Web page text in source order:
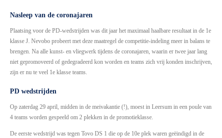
Nasleep van de coronajaren
Plaatsing voor de PD-wedstrijden was dit jaar het maximaal haalbare resultaat in de 1e
klasse J. Nevobo probeert met deze maatregel de competitie-indeling meer in balans te
brengen. Na alle kunst- en vliegwerk tijdens de coronajaren, waarin er twee jaar lang
niet gepromoveerd of gedegradeerd kon worden en teams zich vrij konden inschrijven,
zijn er nu te veel 1e klasse teams.
PD wedstrijden
Op zaterdag 29 april, midden in de meivakantie (!), moest in Leersum in een poule van
4 teams worden gespeeld om 2 plekken in de promotieklasse.
De eerste wedstrijd was tegen Tovo DS 1 die op de 10e plek waren geëindigd in de